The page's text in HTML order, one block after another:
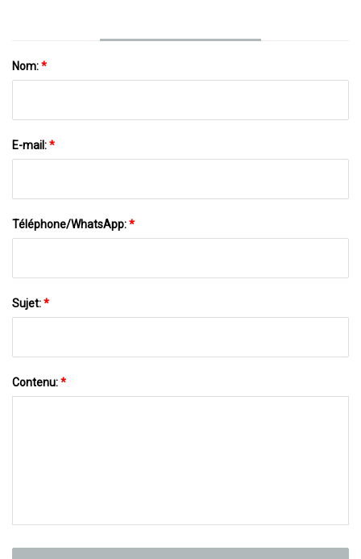
Nom:*
E-mail:*
Téléphone/WhatsApp:*
Sujet:*
Contenu:*